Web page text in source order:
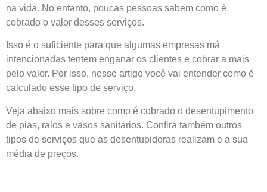
na vida. No entanto, poucas pessoas sabem como é
cobrado o valor desses serviços.
Isso é o suficiente para que algumas empresas má
intencionadas tentem enganar os clientes e cobrar a mais
pelo valor. Por isso, nesse artigo você vai entender como é
calculado esse tipo de serviço.
Veja abaixo mais sobre como é cobrado o desentupimento
de pias, ralos e vasos sanitários. Confira também outros
tipos de serviços que as desentupidoras realizam e a sua
média de preços.